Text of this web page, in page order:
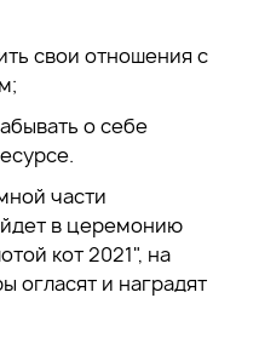
свои отношения с
о себе
части
в церемонию
кот 2021", на
огласят и наградят